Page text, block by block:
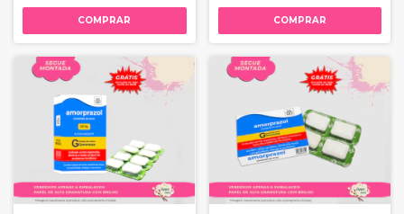
COMPRAR COMPRAR